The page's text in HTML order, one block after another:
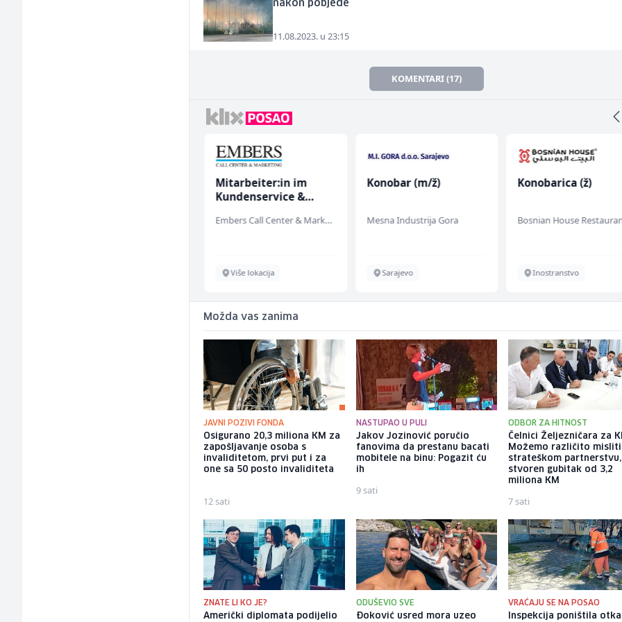
nakon pobjede
11.08.2023. u 23:15
KOMENTARI (17)
Mitarbeiter:in im
Kundenservice &
Embers Call Center & Marketing
Više lokacija
Konobar (m/ž)
Mesna Industrija Gora
Sarajevo
Konobarica (ž)
Bosnian House
Inostranstvo
Možda vas zanima
JAVNI POZIVI FONDA
Osigurano 20,3 miliona KM za
zapošljavanje osoba s
invaliditetom, prvi put i za
one sa 50 posto invaliditeta
12 sati
NASTUPAO U PULI
Jakov Jozinović poručio
fanovima da prestanu bacati
mobitele na binu: Pogazit ću
ih
9 sati
ODBOR ZA HITNOST
Čelnici Željezničara za
Možemo različito misliti
strateškom
stvoren gubitak od 3,2
miliona KM
7 sati
ZNATE LI KO JE?
Američki diplomata podijelio
ODUŠEVIO SVE
Đoković usred mora uzeo
VRAĆAJU SE NA POSAO
Inspekcija poništila